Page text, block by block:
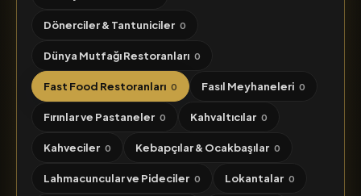
Dönerciler & Tantuniciler 0
Dünya Mutfağı Restoranları 0
Fast Food Restoranları 0 Fasıl Meyhaneleri 0
Fırınlar ve Pastaneler 0 Kahvaltıcılar 0
Kahveciler 0 Kebapçılar & Ocakbaşılar 0
Lahmacuncular ve Pideciler 0 Lokantalar 0